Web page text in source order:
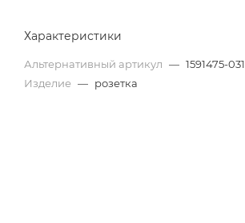
Характеристики
Альтернативный артикул — 1591475-031
Изделие — розетка